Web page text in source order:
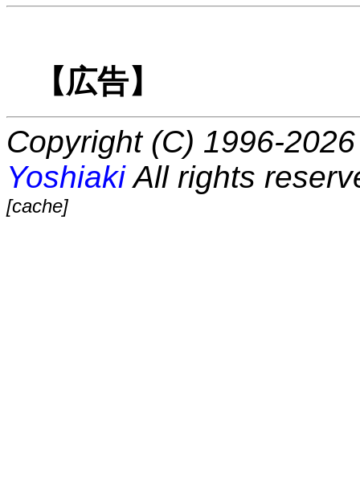
【広告】
Copyright (C) 1996-
YoshiakiAll rights
[cache]